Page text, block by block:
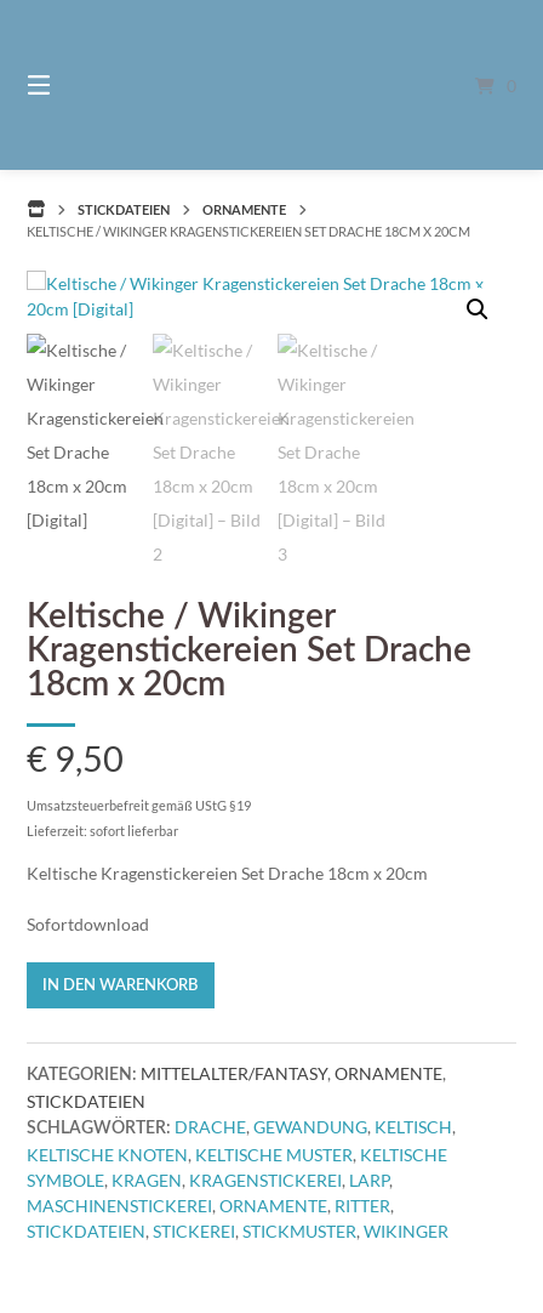
0
STICKDATEIEN ORNAMENTE
KELTISCHE / WIKINGER KRAGENSTICKEREIEN SET DRACHE 18CM X 20CM
Keltische / Wikinger
Kragenstickereien Set Drache
18cm x 20cm
€ 9,50
Umsatzsteuerbefreit gemäß UStG §19
Lieferzeit: sofort lieferbar
Keltische Kragenstickereien Set Drache 18cm x 20cm
Sofortdownload
Keltische
Kragenstickereien
Set
Drache
18cm
x
20cm
[Digital]
Menge
IN DEN WARENKORB
KATEGORIEN: MITTELALTER/FANTASY,ORNAMENTE,
STICKDATEIEN
SCHLAGWÖRTER: DRACHE,GEWANDUNG, KELTISCH,
KELTISCHE KNOTEN, KELTISCHE MUSTER, KELTISCHE
SYMBOLE, KRAGEN, KRAGENSTICKEREI, LARP,
MASCHINENSTICKEREI,ORNAMENTE, RITTER,
STICKDATEIEN,STICKEREI,STICKMUSTER,WIKINGER